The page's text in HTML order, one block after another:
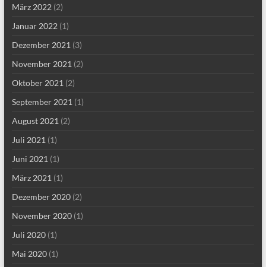
März 2022(2)
Januar 2022(1)
Dezember 2021 (3)
November 2021 (2)
Oktober 2021 (2)
September 2021 (1)
August 2021 (2)
Juli 2021 (1)
Juni 2021 (1)
März 2021 (1)
Dezember 2020(2)
November 2020(1)
Juli 2020(1)
Mai 2020(1)